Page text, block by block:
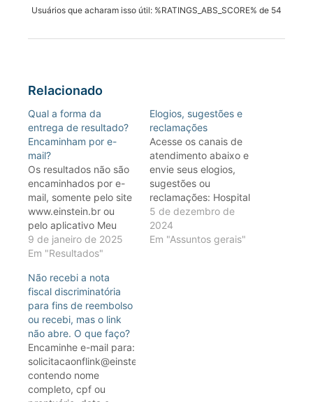
Usuários que acharam isso útil: %RATINGS_ABS_SCORE% de 54
Relacionado
Qual a forma da
entrega de resultado?
Encaminham por e-
mail?
Os resultados não são
encaminhados por e-
mail, somente pelo site
www.einstein.br ou
pelo aplicativo Meu
Einstein
9 de janeiro de 2025
Em "Resultados"
Elogios, sugestões e
reclamações
Acesse os canais de
atendimento abaixo e
envie seus elogios,
sugestões ou
reclamações: Hospital
Israelita Albert Einstein
– São Paulo E-mail:
sac@einstein.br
5 de dezembro de
2024
Em "Assuntos gerais"
Não recebi a nota
fiscal discriminatória
para fins de reembolso
ou recebi, mas o link
não abre. O que faço?
Encaminhe e-mail para:
solicitacaonflink@einstein.br,
contendo nome
completo, cpf ou